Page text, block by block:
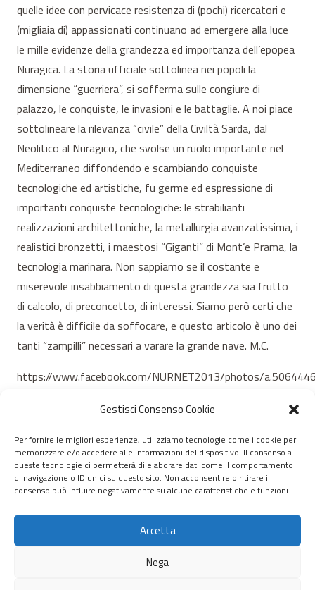
Gestisci Consenso Cookie
Per fornire le migliori esperienze, utilizziamo tecnologie come i cookie per
memorizzare e/o accedere alle informazioni del dispositivo. Il consenso a
queste tecnologie ci permetterà di elaborare dati come il comportamento
di navigazione o ID unici su questo sito. Non acconsentire o ritirare il
consenso può influire negativamente su alcune caratteristiche e funzioni.
Accetta
Nega
quelle idee con pervicace resistenza di (pochi) ricercatori e
(migliaia di) appassionati continuano ad emergere alla luce
le mille evidenze della grandezza ed importanza dell’epopea
Nuragica. La storia ufficiale sottolinea nei popoli la
dimensione “guerriera”, si sofferma sulle congiure di
palazzo, le conquiste, le invasioni e le battaglie. A noi piace
sottolineare la rilevanza “civile” della Civiltà Sarda, dal
Neolitico al Nuragico, che svolse un ruolo importante nel
Mediterraneo diffondendo e scambiando conquiste
tecnologiche ed artistiche, fu germe ed espressione di
importanti conquiste tecnologiche: le strabilianti
realizzazioni architettoniche, la metallurgia avanzatissima, i
realistici bronzetti, i maestosi “Giganti” di Mont’e Prama, la
tecnologia marinara. Non sappiamo se il costante e
miserevole insabbiamento di questa grandezza sia frutto
di calcolo, di preconcetto, di interessi. Siamo però certi che
la verità è difficile da soffocare, e questo articolo è uno dei
tanti “zampilli” necessari a varare la grande nave. M.C.
https://www.facebook.com/NURNET2013/photos/
© 2020 – 2026 Nurnet – La rete dei Nuraghi – webdesign:
antoniopalumbo.it
Home